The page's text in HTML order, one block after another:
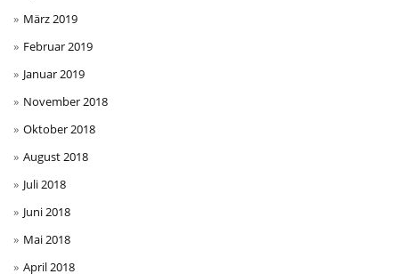
März 2019
Februar 2019
Januar 2019
November 2018
Oktober 2018
August 2018
Juli 2018
Juni 2018
Mai 2018
April 2018